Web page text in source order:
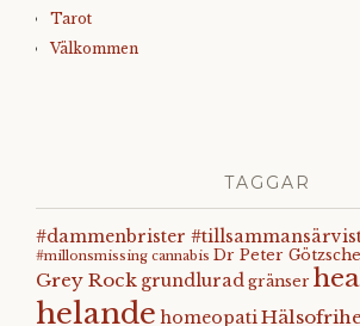
Tarot
Välkommen
TAGGAR
#dammenbrister
#millonsmissing cannabis Dr Peter Götzsche
Grey Rock grundlurad gränser
helande homeopati